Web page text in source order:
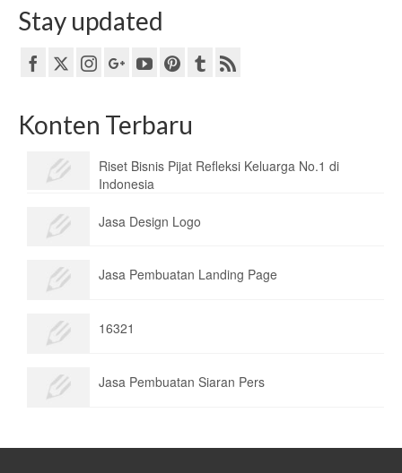
Stay updated
Konten Terbaru
Riset Bisnis Pijat Refleksi Keluarga No.1 di
Indonesia
Jasa Design Logo
Jasa Pembuatan Landing Page
16321
Jasa Pembuatan Siaran Pers